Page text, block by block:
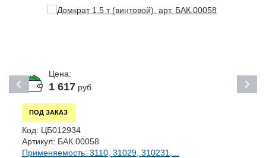
Цена:
1 617руб.
ПОД ЗАКАЗ
Код: ЦБ012934
Артикул: БАК.00058
Применяемость: 3110, 31029, 310231,...